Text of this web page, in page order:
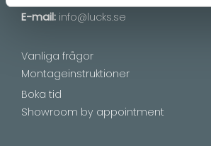
E-mail: info@lucks.se
Vanliga frågor
Montageinstruktioner
Boka tid
Showroom by appointment